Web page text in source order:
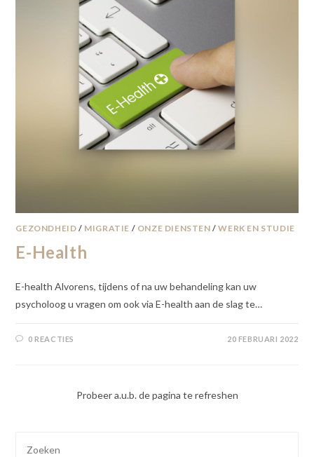
GEZONDHEID / MIGRATIE / ONZE DIENSTEN /WERK EN STUDIE
E-Health
E-health Alvorens, tijdens of na uw behandeling kan uw
psycholoog u vragen om ook via E-health aan de slag te…
0 REACTIES 20 FEBRUARI 2022
Probeer a.u.b. de pagina te refreshen